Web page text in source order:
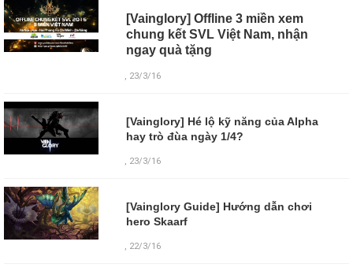
[Vainglory] Offline 3 miền xem
chung kết SVL Việt Nam, nhận
ngay quà tặng
, 23/3/16
[Vainglory] Hé lộ kỹ năng của Alpha
hay trò đùa ngày 1/4?
, 23/3/16
[Vainglory Guide] Hướng dẫn chơi
hero Skaarf
, 22/3/16